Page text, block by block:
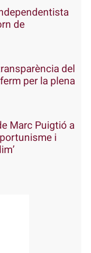
de
del
per la plena
Marc Puigtió a
i